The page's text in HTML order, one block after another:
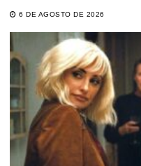
6 DE AGOSTO DE 2026